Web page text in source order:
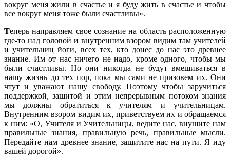
вокруг меня жили в счастье и я буду жить в счастье и чтобы
все вокруг меня тоже были счастливы».
Теперь направляем свое сознание на область расположенную
где-то над головой и внутренним взором видим там учителей
и учительниц йоги, всех тех, кто донес до нас это древнее
знание. Им от нас ничего не надо, кроме одного, чтобы мы
были счастливы. Но они никогда не будут вмешиваться в
нашу жизнь до тех пор, пока мы сами не призовем их. Они
чтут и уважают нашу свободу. Поэтому чтобы заручиться
поддержкой, защитой и этим непрерывным потоком знания
мы должны обратиться к учителям и учительницам.
Внутренним взором видим их, приветствуем их и обращаемся
к ним: «О, Учителя и Учительницы, ведите нас, внушите нам
правильные знания, правильную речь, правильные мысли.
Передайте нам древнее знание, защитите нас на пути. Я иду
вашей дорогой».